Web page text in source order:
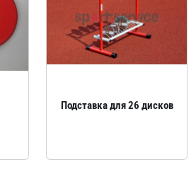
Подставка для 26 дисков